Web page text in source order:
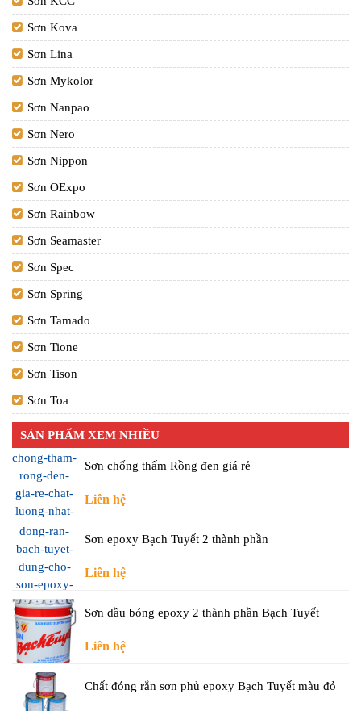
Sơn Kova
Sơn Lina
Sơn Mykolor
Sơn Nanpao
Sơn Nero
Sơn Nippon
Sơn OExpo
Sơn Rainbow
Sơn Seamaster
Sơn Spec
Sơn Spring
Sơn Tamado
Sơn Tione
Sơn Tison
Sơn Toa
SẢN PHẨM XEM NHIỀU
Sơn chống thấm Rồng đen giá rẻ
Liên hệ
Sơn epoxy Bạch Tuyết 2 thành phần
Liên hệ
Sơn dầu bóng epoxy 2 thành phần Bạch Tuyết
Liên hệ
Chất đóng rắn sơn phủ epoxy Bạch Tuyết màu đỏ